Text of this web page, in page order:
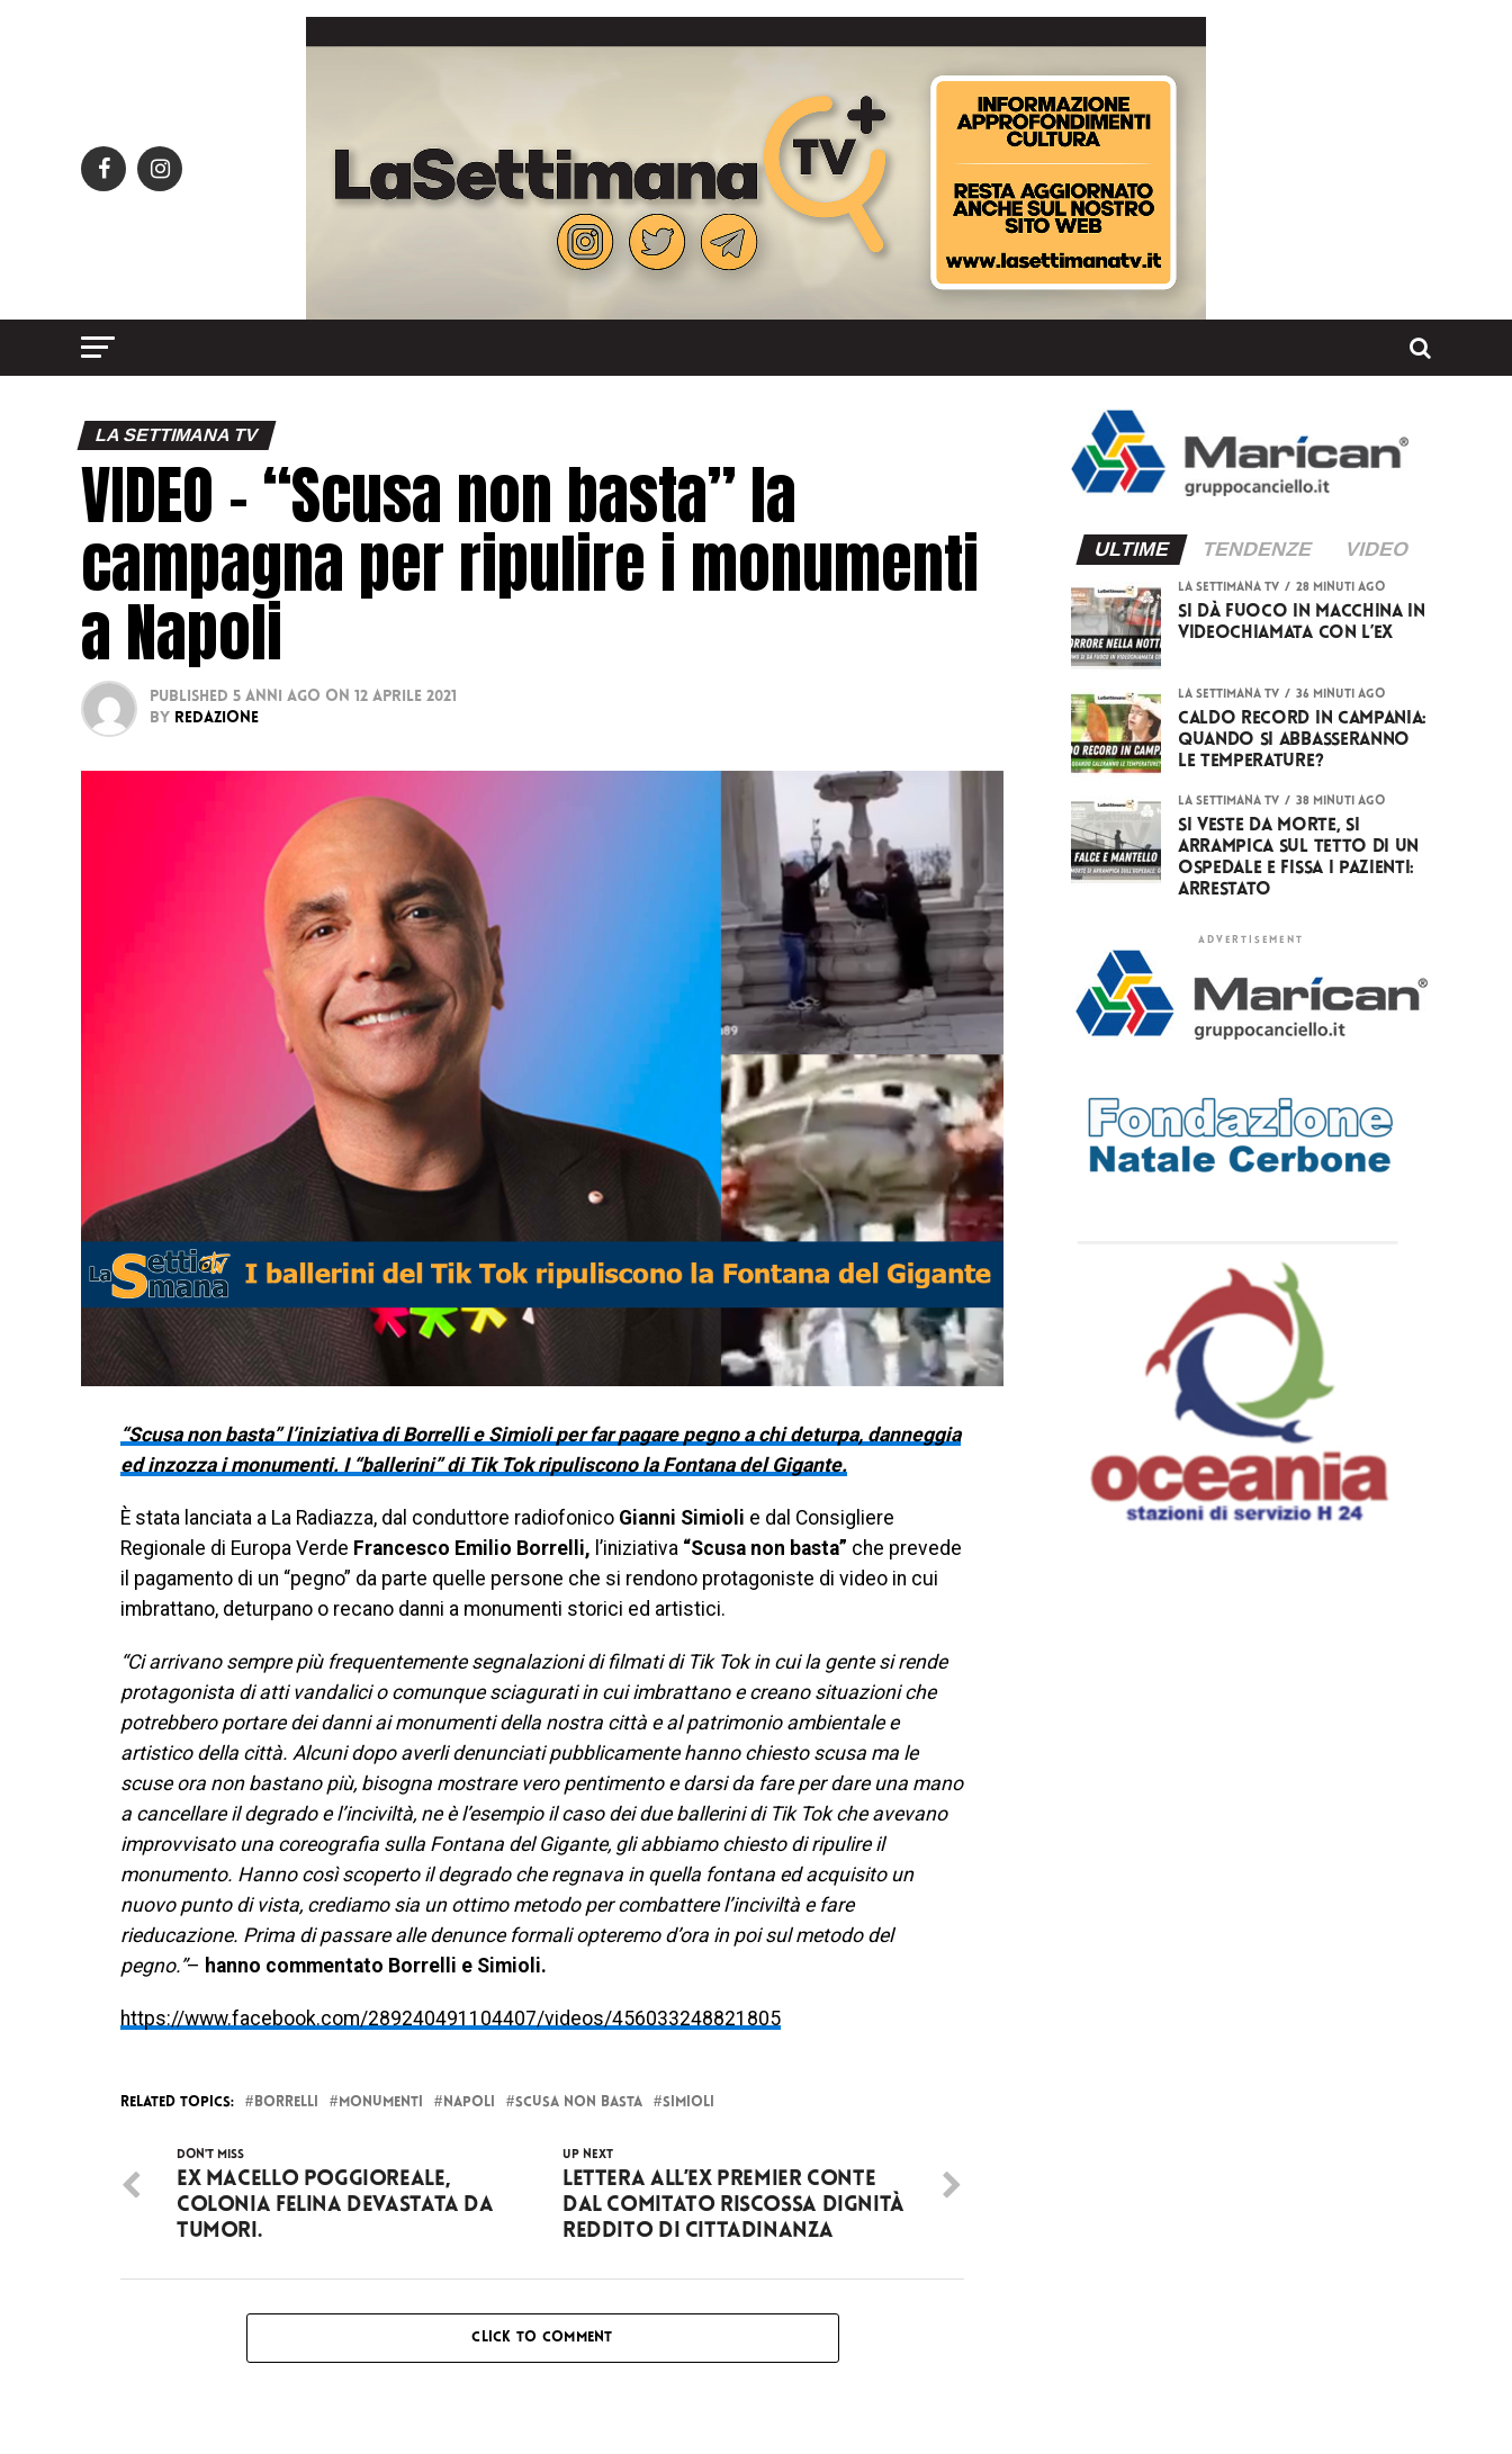
LA SETTIMANA TV
VIDEO – “Scusa non basta” la
campagna per ripulire i monumenti
a Napoli
Published 5 anni ago on 12 Aprile 2021
By Redazione
“Scusa non basta” l’iniziativa di Borrelli e Simioli per far pagare pegno a chi deturpa, danneggia
ed inzozza i monumenti. I “ballerini” di Tik Tok ripuliscono la Fontana del Gigante.
È stata lanciata a La Radiazza, dal conduttore radiofonico Gianni Simioli e dal Consigliere
Regionale di Europa Verde Francesco Emilio Borrelli, l’iniziativa “Scusa non basta” che prevede
il pagamento di un “pegno” da parte quelle persone che si rendono protagoniste di video in cui
imbrattano, deturpano o recano danni a monumenti storici ed artistici.
“Ci arrivano sempre più frequentemente segnalazioni di filmati di Tik Tok in cui la gente si rende
protagonista di atti vandalici o comunque sciagurati in cui imbrattano e creano situazioni che
potrebbero portare dei danni ai monumenti della nostra città e al patrimonio ambientale e
artistico della città. Alcuni dopo averli denunciati pubblicamente hanno chiesto scusa ma le
scuse ora non bastano più, bisogna mostrare vero pentimento e darsi da fare per dare una mano
a cancellare il degrado e l’inciviltà, ne è l’esempio il caso dei due ballerini di Tik Tok che avevano
improvvisato una coreografia sulla Fontana del Gigante, gli abbiamo chiesto di ripulire il
monumento. Hanno così scoperto il degrado che regnava in quella fontana ed acquisito un
nuovo punto di vista, crediamo sia un ottimo metodo per combattere l’inciviltà e fare
rieducazione. Prima di passare alle denunce formali opteremo d’ora in poi sul metodo del
pegno.”– hanno commentato Borrelli e Simioli.
https://www.facebook.com/289240491104407/videos/456033248821805
RELATED TOPICS: BORRELLI MONUMENTI NAPOLI SCUSA NON BASTA SIMIOLI
UP NEXT
Lettera all’ex premier Conte
dal Comitato Riscossa Dignità
Reddito di Cittadinanza
DON'T MISS
Ex macello Poggioreale,
colonia felina devastata da
tumori.
CLICK TO COMMENT
ULTIME TENDENZE VIDEO
LA SETTIMANA TV 28 minuti ago
Si dà fuoco in macchina in
videochiamata con l’ex
LA SETTIMANA TV 36 minuti ago
Caldo record in Campania:
quando si abbasseranno
le temperature?
LA SETTIMANA TV 38 minuti ago
Si veste da Morte, si
arrampica sul tetto di un
ospedale e fissa i pazienti:
arrestato
ADVERTISEMENT